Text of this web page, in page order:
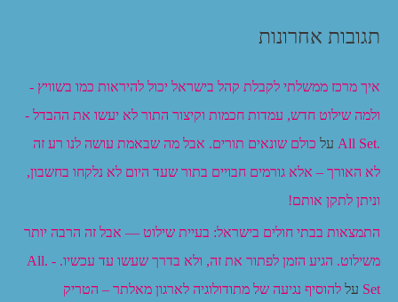
תגובות אחרונות
איך מרכז ממשלתי לקבלת קהל בישראל יכול להיראות כמו בשוויץ -
ולמה שילוט חדש, עמדות חכמות וקיצור התור לא יעשו את ההבדל -
.All Set
על כולם שונאים תורים. אבל מה שבאמת עושה לנו רע זה
לא האורך – אלא גורמים חבויים בתור שעד היום לא נלקחו בחשבון,
וניתן לתקן אותם!
התמצאות בבתי חולים בישראל: בעיית שילוט — אבל זה הרבה יותר
משילוט. הגיע הזמן לפתור את זה, ולא בדרך שעשו עד עכשיו. - .All
Set על להוסיף נגיעה של מתודולוגיה לארגון מאלתר – הטריק